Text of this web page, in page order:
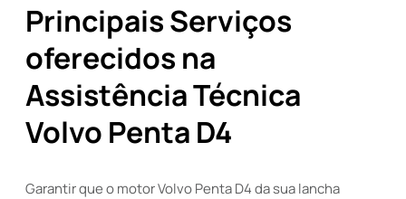
Principais Serviços
oferecidos na
Assistência Técnica
Volvo Penta D4
Garantir que o motor Volvo Penta D4 da sua lancha